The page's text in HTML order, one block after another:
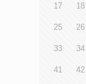
17 18
25 26
33 34
41 42